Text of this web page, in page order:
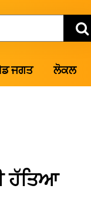
ਜਗਤ ਲੋਕਲ
ਹੱਤਿਆ